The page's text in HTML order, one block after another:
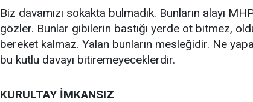
Biz davamızı sokakta bulmadık. Bunların alayı
gözler. Bunlar gibilerin bastığı yerde ot bitmez,
bereket kalmaz. Yalan bunların mesleğidir. Ne
bu kutlu davayı bitiremeyeceklerdir.
KURULTAY İMKANSIZ